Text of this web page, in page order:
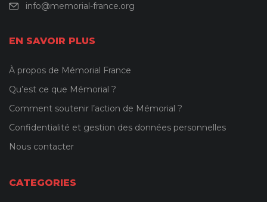
info@memorial-france.org
EN SAVOIR PLUS
À propos de Mémorial France
Qu’est ce que Mémorial ?
Comment soutenir l’action de Mémorial ?
Confidentialité et gestion des données personnelles
Nous contacter
CATEGORIES